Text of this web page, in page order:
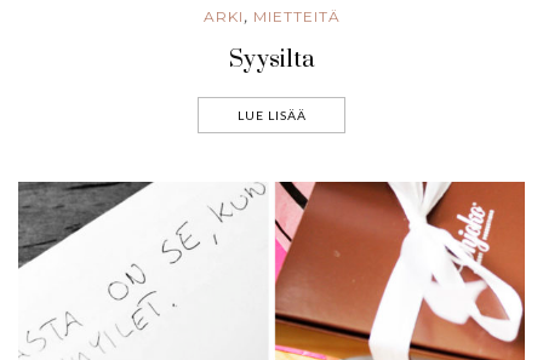
ARKI , MIETTEITÄ
Syysilta
LUE LISÄÄ